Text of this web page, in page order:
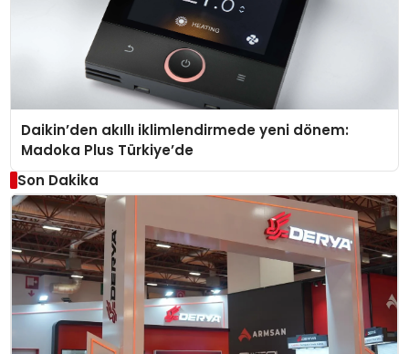
Daikin’den akıllı iklimlendirmede yeni dönem:
Madoka Plus Türkiye’de
Son Dakika